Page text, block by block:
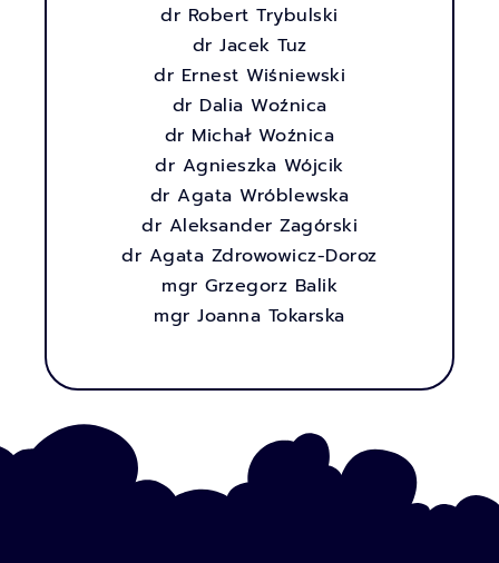
dr Robert Trybulski
dr Jacek Tuz
dr Ernest Wiśniewski
dr Dalia Woźnica
dr Michał Woźnica
dr Agnieszka Wójcik
dr Agata Wróblewska
dr Aleksander Zagórski
dr Agata Zdrowowicz-Doroz
mgr Grzegorz Balik
mgr Joanna Tokarska